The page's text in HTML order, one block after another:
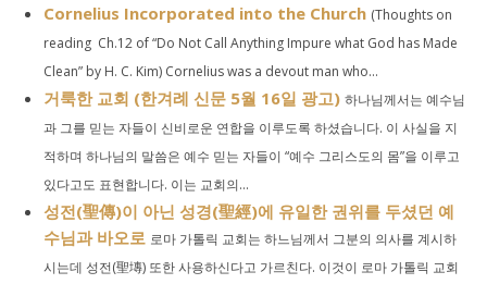
Cornelius Incorporated into the Church (Thoughts on
reading Ch.12 of “Do Not Call Anything Impure what God has Made
Clean” by H. C. Kim) Cornelius was a devout man who...
거룩한 교회 (한겨례 신문 5월 16일 광고) 하나님께서는 예수님
과 그를 믿는 자들이 신비로운 연합을 이루도록 하셨습니다. 이 사실을 지
적하며 하나님의 말씀은 예수 믿는 자들이 “예수 그리스도의 몸”을 이루고
있다고도 표현합니다. 이는 교회의...
성전(聖傳)이 아닌 성경(聖經)에 유일한 권위를 두셨던 예
수님과 바오로 로마 가톨릭 교회는 하느님께서 그분의 의사를 계시하
시는데 성전(聖塼) 또한 사용하신다고 가르친다. 이것이 로마 가톨릭 교회